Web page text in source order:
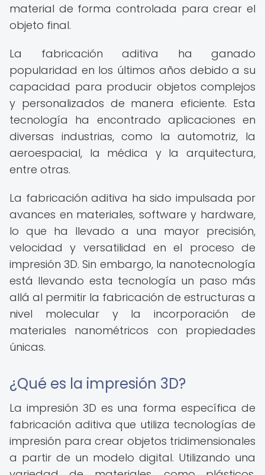
material de forma controlada para crear el
objeto final.
La fabricación aditiva ha ganado
popularidad en los últimos años debido a su
capacidad para producir objetos complejos
y personalizados de manera eficiente. Esta
tecnología ha encontrado aplicaciones en
diversas industrias, como la automotriz, la
aeroespacial, la médica y la arquitectura,
entre otras.
La fabricación aditiva ha sido impulsada por
avances en materiales, software y hardware,
lo que ha llevado a una mayor precisión,
velocidad y versatilidad en el proceso de
impresión 3D. Sin embargo, la nanotecnología
está llevando esta tecnología un paso más
allá al permitir la fabricación de estructuras a
nivel molecular y la incorporación de
materiales nanométricos con propiedades
únicas.
¿Qué es la impresión 3D?
La impresión 3D es una forma específica de
fabricación aditiva que utiliza tecnologías de
impresión para crear objetos tridimensionales
a partir de un modelo digital. Utilizando una